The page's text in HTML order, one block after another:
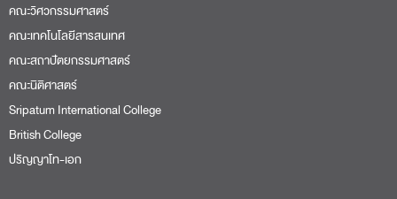
คณะวิศวกรรมศาสตร์
คณะเทคโนโลยีสารสนเทศ
คณะสถาปัตยกรรมศาสตร์
คณะนิติศาสตร์
Sripatum International College
British College
ปริญญาโท-เอก